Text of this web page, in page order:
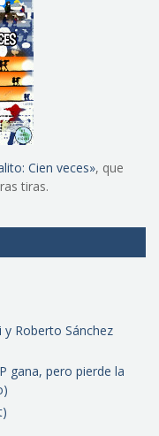
Cien veces», que
tiras.
Roberto Sánchez
gana, pero pierde la